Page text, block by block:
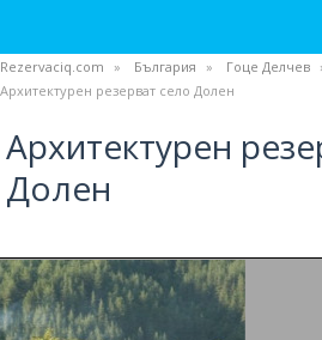
Rezervaciq.com България
Гоце Делчев
Архитектурен резерват село Долен
Архитектурен
Долен